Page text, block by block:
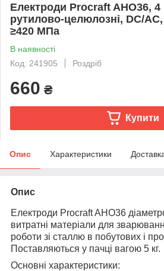
Електроди Procraft AHO36,
рутилово-целюлозні, DC/
≥420 МПа
В наявності
Код: 241905
Роздріб
660 ₴
Купити
Опис Характеристики
Опис
Електроди Procraft AHO36
витратні матеріали для
роботи зі сталлю в побутових і
Поставляються у пачці вагою 5 кг.
Основні характеристики: